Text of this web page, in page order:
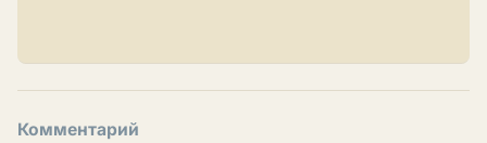
Комментарий